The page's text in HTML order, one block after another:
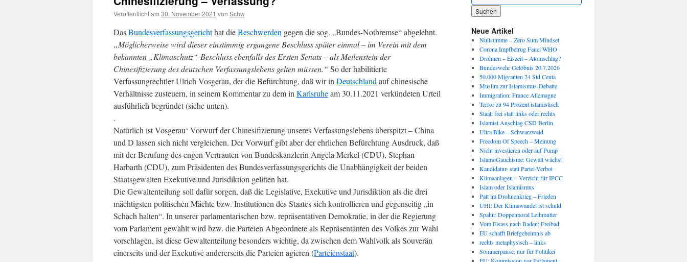
Veröffentlicht am 30. November 2021 von Schw
DasBundesverfassungsgerichthat dieBeschwerden gegen die sog. „Bundes-Notbremse“ abgelehnt.
„Möglicherweise wird dieser einstimmig ergangene Beschluss später einmal – im Verein mit dem
bekannten „Klimaschutz“-Beschluss ebenfalls des Ersten Senats – als Meilenstein der
Chinesifizierung des deutschen Verfassungslebens gelten müssen.“ So der habilitierte
Verfassungrechtler Ulrich Vosgerau, der die Befürchtung, daß wir in Deutschland auf chinesische
Verhältnisse zusteuern, in seinem Kommentar zu dem in Karlsruheam 30.11.2021 verkündeten Urteil
ausführlich begründet (siehe unten).
.
Natürlich ist Vosgerau‘ Vorwurf der Chinesifizierung unseres Verfassungslebens überspitzt – China
und D lassen sich nicht vergleichen. Der Vorwurf gibt aber der ehrlichen Befürchtung Ausdruck, daß
mit der Berufung des engen Vertrauten von Bundeskanzlerin Angela Merkel (CDU), Stephan
Harbarth (CDU), zum Präsidenten des Bundesverfassungsgerichts die Unabhängigkeit der beiden
Staatsgewalten Exekutive und Jurisdiktion gelitten hat.
Die Gewaltenteilung soll dafür sorgen, daß die Legislative, Exekutive und Jurisdiktion als die drei
mächtigsten politischen Mächte bzw. Institutionen des Staates sich kontrollieren und gegenseitig „in
Schach halten“. In unserer parlamentarischen bzw. repräsentativen Demokratie, in der die Regierung
vom Parlament gewählt wird bzw. die Parteien Abgeordnete als Repräsentanten des Volkes zur Wahl
vorschlagen, ist diese Gewaltenteilung besonders wichtig, da zwischen dem Wahlvolk als Souverän
einerseits und der Exekutive andererseits die Parteien agieren (Parteienstaat).
Neue Artikel
Nullsumme – Zero Sum Mindset
Corona Impfbetrug Fauci WHO
Drohnen – Eiszeit – Atomschlag?
Bundeswehr Gelöbnis 20.7.2026
50.000 Migranten 24 Std Ceuta
Muslim zur Islamismus-Debatte
Immigration: France Allemagne
Terror zu 94 Prozent islamistisch
Staat: frei statt links oder rechts
Islamist Anschlag CSD Berlin
Ultra Bike – Schwarzwald
Freedom Of Speech – Meinung
Nicht investieren oder auf Pump
IslamoGauchisme: Gewalt wächst
Kandidatur- statt Partei-Verbot
Klimaanlagen – Verzicht für IPCC
Islam oder Islamismus
Patt im Drohnenkrieg – Frieden
UHI: Der Klimawandel ist schuld
Spahn: Doppelmoral Leihmutter
Vom Elsass nach Baden: Freibad
EU schafft Briefgeheimnis ab
rechts metaphysisch – links
Sommerpause: nur für Politiker